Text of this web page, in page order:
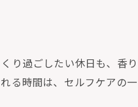
り過ごしたい休日も、香り
る時間は、セルフケアの一